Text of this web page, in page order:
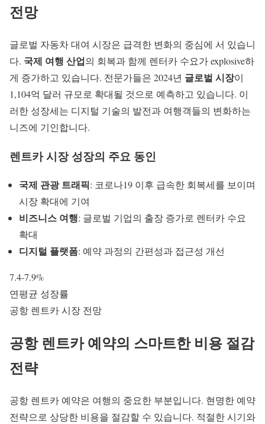
전망
글로벌 자동차 대여 시장은 급격한 변화의 중심에 서 있습니
다. 국제 여행 산업의 회복과 함께 렌터카 수요가 explosive하
게 증가하고 있습니다. 전문가들은 2024년 글로벌 시장이
1,104억 달러 규모로 확대될 것으로 예측하고 있습니다. 이
러한 성장세는 디지털 기술의 발전과 여행객들의 변화하는
니즈에 기인합니다.
렌트카 시장 성장의 주요 동인
국제 관광 트래픽: 코로나19 이후 급속한 회복세를 보이며
시장 확대에 기여
비즈니스 여행: 글로벌 기업의 출장 증가로 렌터카 수요
확대
디지털 플랫폼: 예약 과정의 간편성과 접근성 개선
7.4-7.9%
연평균 성장률
공항 렌트카 시장 전망
공항 렌트카 예약의 스마트한 비용 절감
전략
공항 렌트카 예약은 여행의 중요한 부분입니다. 현명한 예약
전략으로 상당한 비용을 절감할 수 있습니다. 적절한 시기와